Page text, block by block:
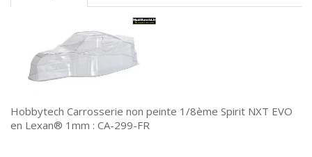
Hobbytech Carrosserie non peinte 1/8ème Spirit NXT EVO
en Lexan® 1mm : CA-299-FR